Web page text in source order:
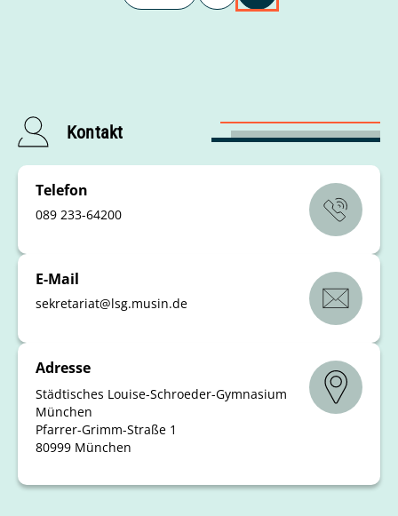
Kontakt
Telefon
089 233-64200
E-Mail
sekretariat@lsg.musin.de
Adresse
Städtisches Louise-Schroeder-Gymnasium
München
Pfarrer-Grimm-Straße 1
80999 München